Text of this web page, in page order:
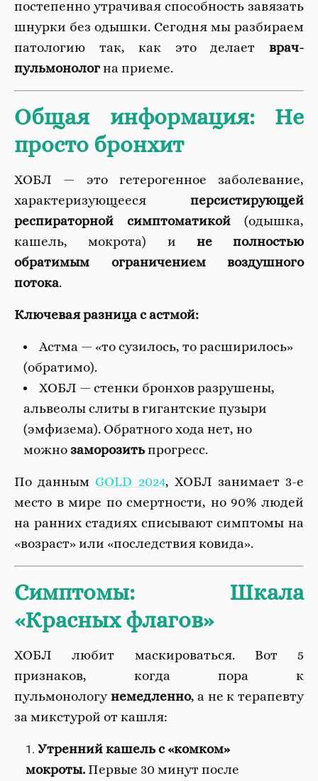
постепенно утрачивая способность завязать
шнурки без одышки. Сегодня мы разбираем
патологию так, как это делает врач-
пульмонолог на приеме.
Общая информация: Не
просто бронхит
ХОБЛ — это гетерогенное заболевание,
характеризующееся персистирующей
респираторной симптоматикой (одышка,
кашель, мокрота) и не полностью
обратимым ограничением воздушного
потока.
Ключевая разница с астмой:
Астма — «то сузилось, то расширилось»
(обратимо).
ХОБЛ — стенки бронхов разрушены,
альвеолы слиты в гигантские пузыри
(эмфизема). Обратного хода нет, но
можно заморозитьпрогресс.
По данным GOLD 2024, ХОБЛ занимает 3-е
место в мире по смертности, но 90% людей
на ранних стадиях списывают симптомы на
«возраст» или «последствия ковида».
Симптомы: Шкала
«Красных флагов»
ХОБЛ любит маскироваться. Вот 5
признаков, когда пора к
пульмонологу немедленно, а не к терапевту
за микстурой от кашля:
Утренний кашель с «комком»
мокроты. Первые 30 минут после